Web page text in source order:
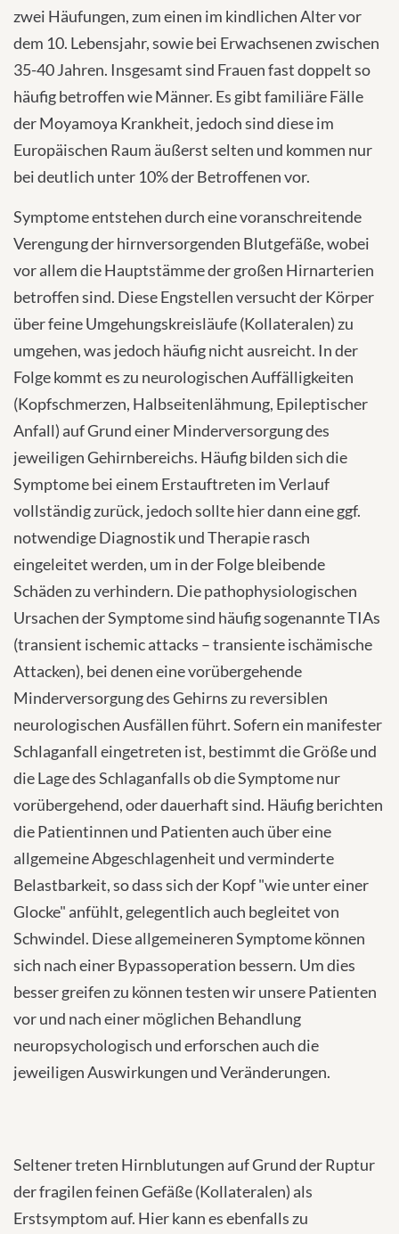
technologies
used.
Powered
by
Usercentrics
Consent
Management
zwei Häufungen, zum einen im kindlichen Alter vor
dem 10. Lebensjahr, sowie bei Erwachsenen zwischen
35-40 Jahren. Insgesamt sind Frauen fast doppelt so
häufig betroffen wie Männer. Es gibt familiäre Fälle
der Moyamoya Krankheit, jedoch sind diese im
Europäischen Raum äußerst selten und kommen nur
bei deutlich unter 10% der Betroffenen vor.
Symptome entstehen durch eine voranschreitende
Verengung der hirnversorgenden Blutgefäße, wobei
vor allem die Hauptstämme der großen Hirnarterien
betroffen sind. Diese Engstellen versucht der Körper
über feine Umgehungskreisläufe (Kollateralen) zu
umgehen, was jedoch häufig nicht ausreicht. In der
Folge kommt es zu neurologischen Auffälligkeiten
(Kopfschmerzen, Halbseitenlähmung, Epileptischer
Anfall) auf Grund einer Minderversorgung des
jeweiligen Gehirnbereichs. Häufig bilden sich die
Symptome bei einem Erstauftreten im Verlauf
vollständig zurück, jedoch sollte hier dann eine ggf.
notwendige Diagnostik und Therapie rasch
eingeleitet werden, um in der Folge bleibende
Schäden zu verhindern. Die pathophysiologischen
Ursachen der Symptome sind häufig sogenannte TIAs
(transient ischemic attacks – transiente ischämische
Attacken), bei denen eine vorübergehende
Minderversorgung des Gehirns zu reversiblen
neurologischen Ausfällen führt. Sofern ein manifester
Schlaganfall eingetreten ist, bestimmt die Größe und
die Lage des Schlaganfalls ob die Symptome nur
vorübergehend, oder dauerhaft sind. Häufig berichten
die Patientinnen und Patienten auch über eine
allgemeine Abgeschlagenheit und verminderte
Belastbarkeit, so dass sich der Kopf "wie unter einer
Glocke" anfühlt, gelegentlich auch begleitet von
Schwindel. Diese allgemeineren Symptome können
sich nach einer Bypassoperation bessern. Um dies
besser greifen zu können testen wir unsere Patienten
vor und nach einer möglichen Behandlung
neuropsychologisch und erforschen auch die
jeweiligen Auswirkungen und Veränderungen.
Seltener treten Hirnblutungen auf Grund der Ruptur
der fragilen feinen Gefäße (Kollateralen) als
Erstsymptom auf. Hier kann es ebenfalls zu